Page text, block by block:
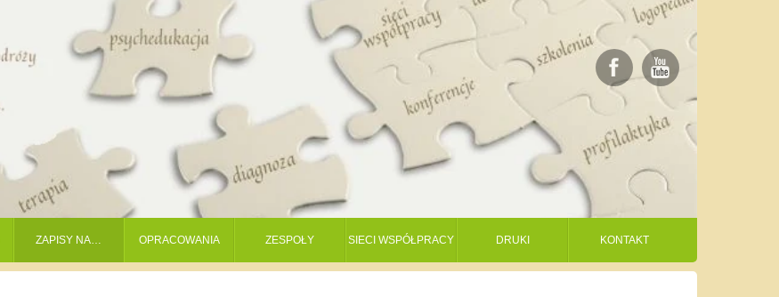
ZAPISY NA… OPRACOWANIA ZESPOŁY SIECI WSPÓŁPRACY DRUKI KONTAKT